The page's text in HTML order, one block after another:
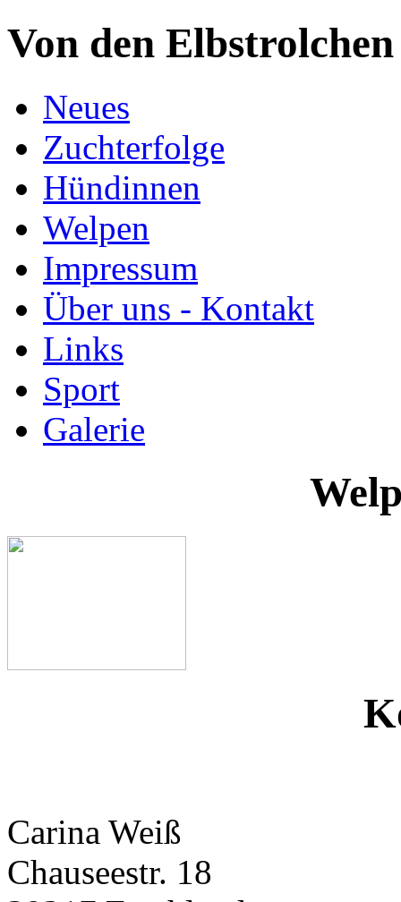
Von den Elbstrolchen
Neues
Zuchterfolge
Hündinnen
Welpen
Impressum
Über uns - Kontakt
Links
Sport
Galerie
Carina Weiß
Chauseestr. 18